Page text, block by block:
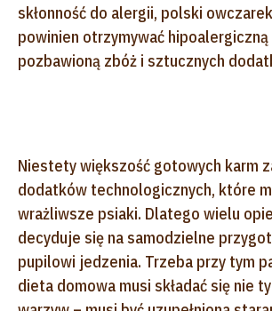
skłonność do alergii, polski
powinien otrzymywać
pozbawioną zbóż i sztucznych
Niestety większość gotowych karm
dodatków technologicznych, które
wrażliwsze psiaki. Dlatego wielu
decyduje się na samodzielne
pupilowi jedzenia. Trzeba przy tym
dieta domowa musi składać się nie